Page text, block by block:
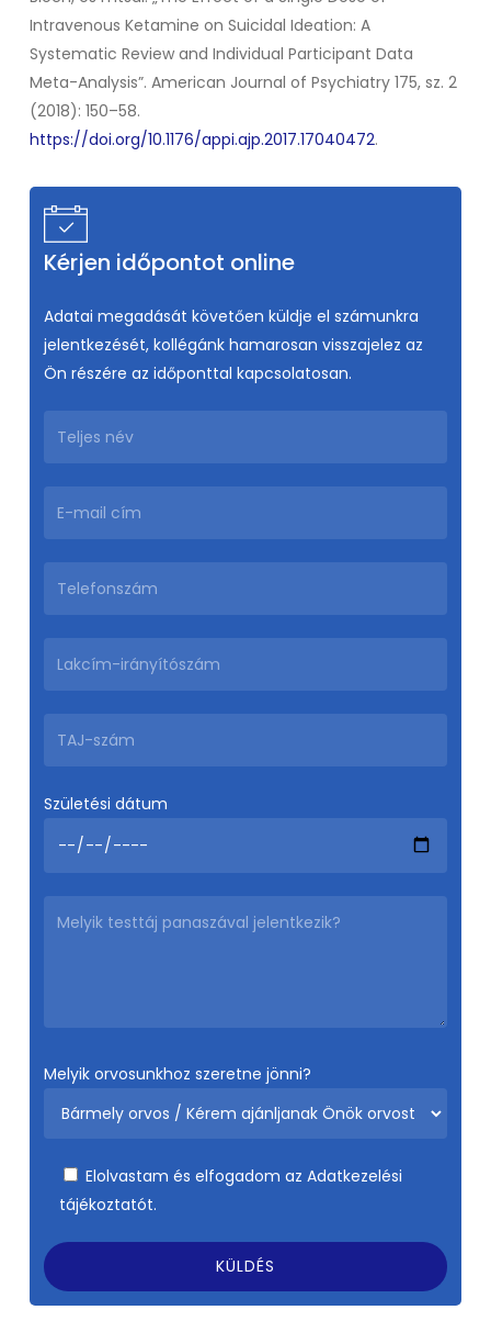
Intravenous Ketamine on Suicidal Ideation: A
Systematic Review and Individual Participant Data
Meta-Analysis”. American Journal of Psychiatry175, sz. 2
(2018): 150–58.
https://doi.org/10.1176/appi.ajp.2017.17040472.
Kérjen időpontot online
Adatai megadását követően küldje el számunkra
jelentkezését, kollégánk hamarosan visszajelez az
Ön részére az időponttal kapcsolatosan.
Születési dátum
Melyik orvosunkhoz szeretne jönni?
Elolvastam és elfogadom azAdatkezelési
tájékoztatót.